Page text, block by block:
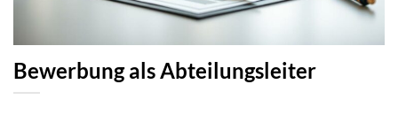
Bewerbung als Abteilungsleiter